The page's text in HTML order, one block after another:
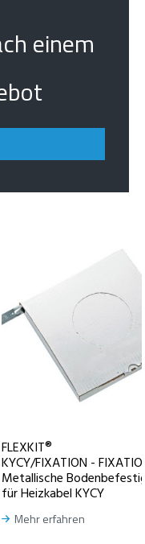
einem
FLEXKIT®
KYCY/FIXATION -
Metallische
für Heizkabel KYCY
Mehr erfahren